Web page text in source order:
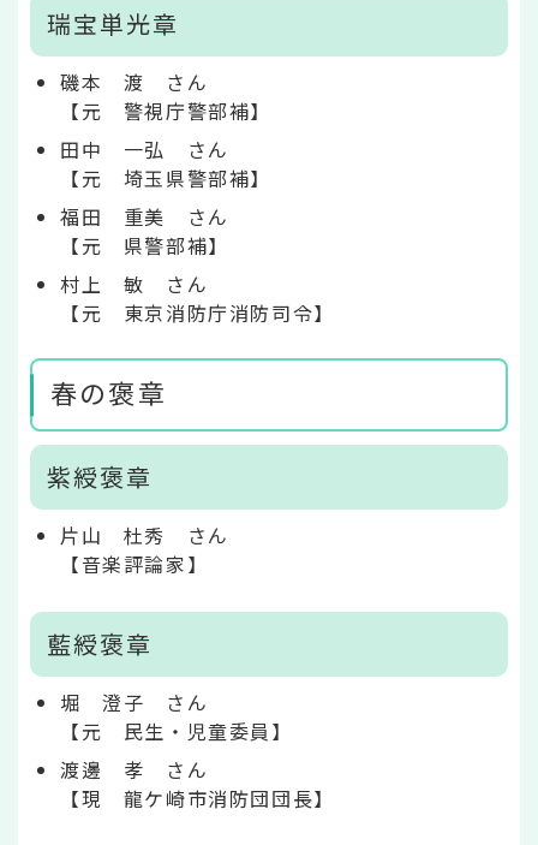
瑞宝単光章
磯本 渡 さん
【元 警視庁警部補】
田中 一弘 さん
【元 埼玉県警部補】
福田 重美 さん
【元 県警部補】
村上 敏 さん
【元 東京消防庁消防司令】
春の褒章
紫綬褒章
片山 杜秀 さん
【音楽評論家】
藍綬褒章
堀 澄子 さん
【元 民生・児童委員】
渡邊 孝 さん
【現 龍ケ崎市消防団団長】